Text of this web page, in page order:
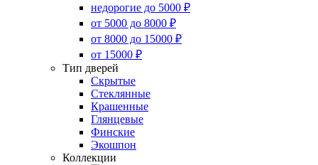
недорогие до 5000 ₽
от 5000 до 8000 ₽
от 8000 до 15000 ₽
от 15000 ₽
Тип дверей
Скрытые
Стеклянные
Крашенные
Глянцевые
Финские
Экошпон
Коллекции